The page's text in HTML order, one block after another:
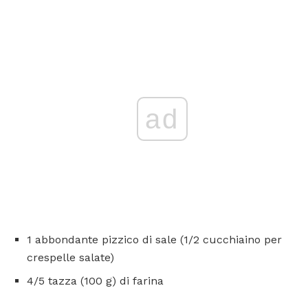
ad
1 abbondante pizzico di sale (1/2 cucchiaino per
crespelle salate)
4/5 tazza (100 g) di farina